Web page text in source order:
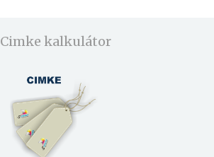
Cimke kalkulátor